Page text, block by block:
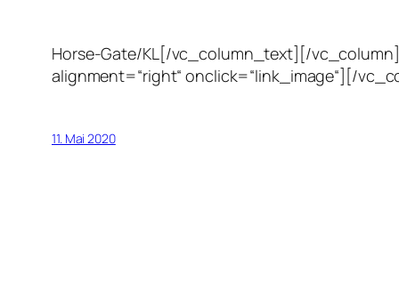
Horse-Gate/KL[/vc_column_text][/
alignment=“right“ onclick=“link_image“][/
11. Mai 2020